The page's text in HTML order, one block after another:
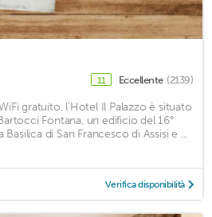
11 Eccellente (2139)
gratuito, l'Hotel Il Palazzo è situato
Fontana, un edificio del 16°
di San Francesco di Assisi e ...
Verifica disponibilità